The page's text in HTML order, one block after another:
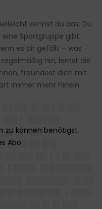
kennst du das: Du
Sportgruppe gibt
es dir gefällt – was
hin, lernst die
freundest dich mit
immer mehr hinein.
█▌█▌ ███
████ ██ █▌█